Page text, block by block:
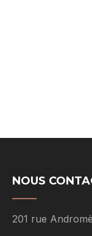
NOUS
201 rue